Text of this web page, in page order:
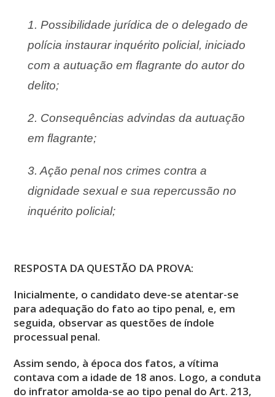
1. Possibilidade jurídica de o delegado de
polícia instaurar inquérito policial, iniciado
com a autuação em flagrante do autor do
delito;
2. Consequências advindas da autuação
em flagrante;
3. Ação penal nos crimes contra a
dignidade sexual e sua repercussão no
inquérito policial;
RESPOSTA DA QUESTÃO DA PROVA:
Inicialmente, o candidato deve-se atentar-se
para adequação do fato ao tipo penal, e, em
seguida, observar as questões de índole
processual penal.
Assim sendo, à época dos fatos, a vítima
contava com a idade de 18 anos. Logo, a conduta
do infrator amolda-se ao tipo penal do Art. 213,